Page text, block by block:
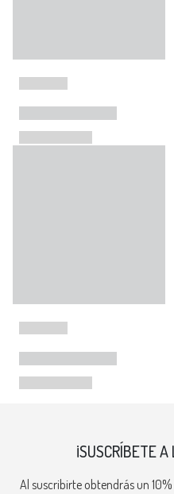
¡SUSCRÍBETE
Al suscribirte obtendrás un